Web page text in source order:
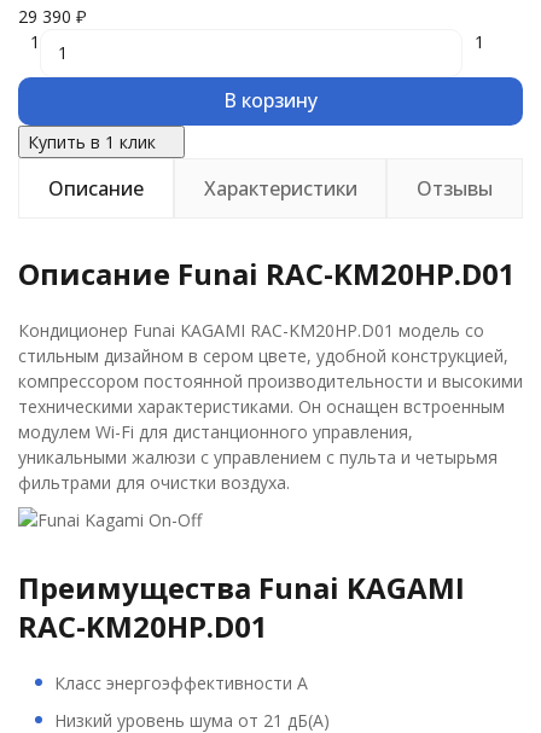
29 390 ₽
1
1
В корзину
Купить в 1 клик
Описание Характеристики Отзывы
Описание Funai RAC-KM20HP.D01
Кондиционер Funai KAGAMI RAC-KM20HP.D01 модель со
стильным дизайном в сером цвете, удобной конструкцией,
компрессором постоянной производительности и высокими
техническими характеристиками. Он оснащен встроенным
модулем Wi-Fi для дистанционного управления,
уникальными жалюзи с управлением с пульта и четырьмя
фильтрами для очистки воздуха.
Преимущества Funai KAGAMI
RAC-KM20HP.D01
Класс энергоэффективности A
Низкий уровень шума от 21 дБ(А)